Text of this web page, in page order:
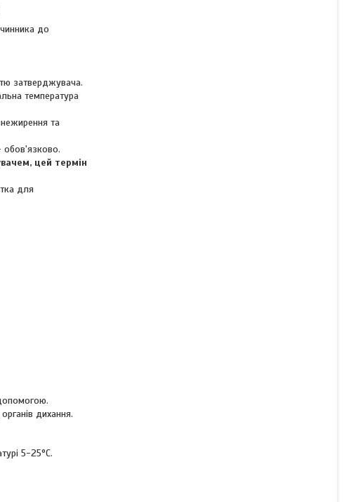
до
затверджувача.
температура
та
обов'язково.
цей термін
для
дихання.
5-25°C.